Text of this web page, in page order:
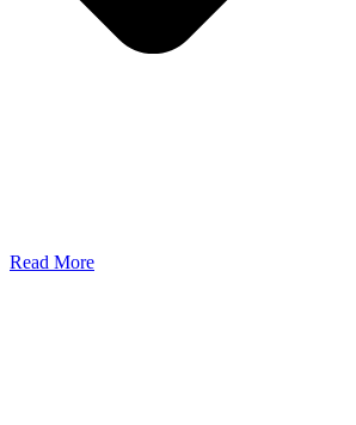
Read More